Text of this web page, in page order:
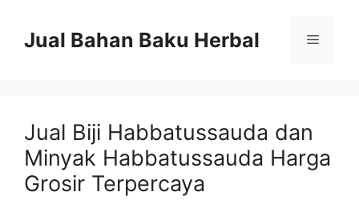
Jual Bahan Baku Herbal Menu
Jual Biji Habbatussauda dan
Minyak Habbatussauda Harga
Grosir Terpercaya